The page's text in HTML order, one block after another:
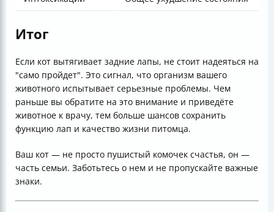
Итог
Если кот вытягивает задние лапы, не стоит надеяться на
"само пройдет". Это сигнал, что организм вашего
животного испытывает серьезные проблемы. Чем
раньше вы обратите на это внимание и приведёте
животное к врачу, тем больше шансов сохранить
функцию лап и качество жизни питомца.
Ваш кот — не просто пушистый комочек счастья, он —
часть семьи. Заботьтесь о нем и не пропускайте важные
знаки.